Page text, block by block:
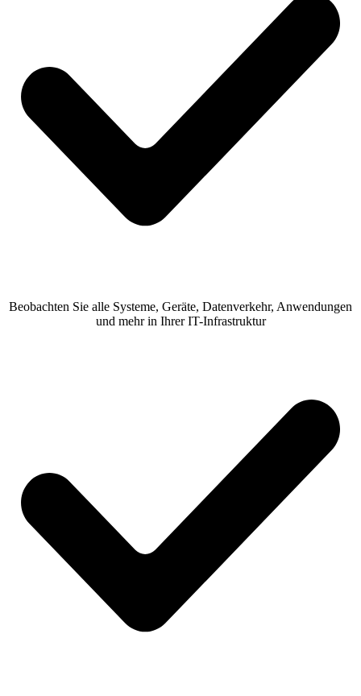
Beobachten Sie alle Systeme, Geräte, Datenverkehr, Anwendungen
und mehr in Ihrer IT-Infrastruktur